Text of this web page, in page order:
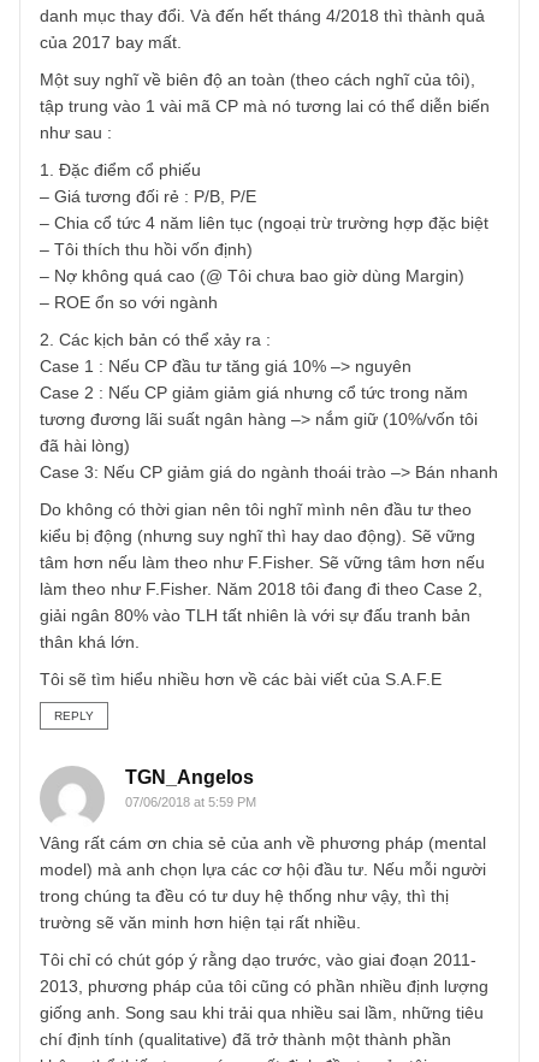
Quả thật bây giờ tôi chưa xác định được phương pháp
tốt và mình hiếu về nó sẽ làm cho mình kiên định hơn.
Năm 2017 tôi làm theo như cách của Schloss, kết quả 2/
mã cho tôi kết quả vượt trội (100%-400%), Tuy vậy chung
quy lại kết quả cả năm cũng không cao (13 mã còn lại
động rất ít). Có thể là thời gian chưa đủ lâu (3 năm).
Tâm lý chiếm phần lớn trong quyết định của tôi, 2017 là
năm thị trường giá lên đặc biệt với các ngành : ngân
bất động sản, chứng khoán. Sự biến động giá của các
ngành này so với danh mục của tôi khá lớn, dẫn đến cơ
danh mục thay đổi. Và đến hết tháng 4/2018 thì thành quả
của 2017 bay mất.
Một suy nghĩ về biên độ an toàn (theo cách nghĩ của tôi),
tập trung vào 1 vài mã CP mà nó tương lai có thể diễn
như sau :
1. Đặc điểm cổ phiếu
– Giá tương đối rẻ : P/B, P/E
– Chia cổ tức 4 năm liên tục (ngoại trừ trường hợp đặc
– Tôi thích thu hồi vốn định)
Case 1 : Nếu CP đầu tư tăng giá 10% –> nguyên
Case 2 : Nếu CP giảm giảm giá nhưng cổ tức trong năm
tương đương lãi suất ngân hàng –> nắm giữ (10%/vốn tôi
đã hài lòng)
Case 3: Nếu CP giảm giá do ngành thoái trào –> Bán
Do không có thời gian nên tôi nghĩ mình nên đầu tư theo
kiểu bị động (nhưng suy nghĩ thì hay dao động). Sẽ vững
tâm hơn nếu làm theo như F.Fisher. Sẽ vững tâm hơn nếu
làm theo như F.Fisher. Năm 2018 tôi đang đi theo Case 2,
giải ngân 80% vào TLH tất nhiên là với sự đấu tranh bản